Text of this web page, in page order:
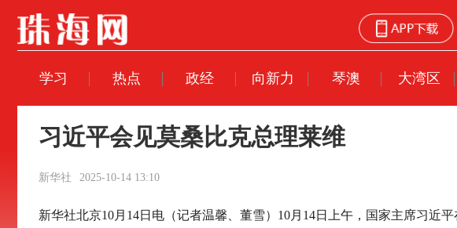
学习 热点 政经 向新力 琴澳 大湾区
习近平会见莫桑比克总理莱维
新华社 2025-10-14 13:10
新华社北京10月14日电（记者温馨、董雪）10月14日上午，国家主席习近